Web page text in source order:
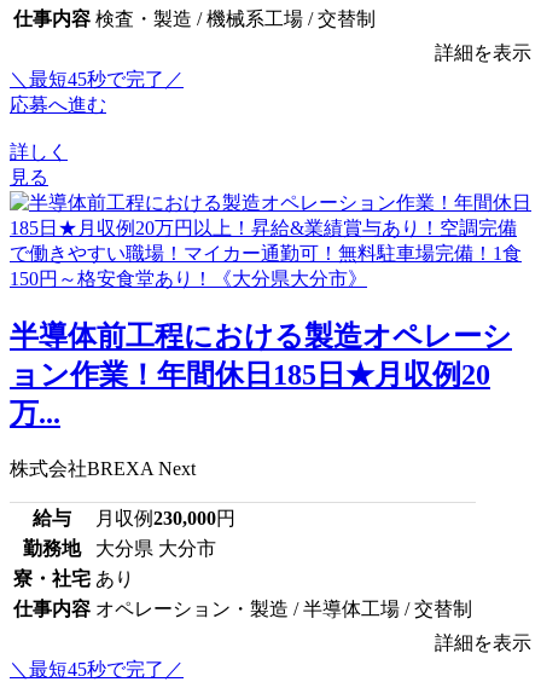
仕事内容 検査・製造 / 機械系工場 / 交替制
詳細を表示
＼最短45秒で完了／
応募へ進む
詳しく
見る
半導体前工程における製造オペレーシ
ョン作業！年間休日185日★月収例20
万...
株式会社BREXA Next
給与 月収例230,000円
勤務地
大分県 大分市
寮・社宅 あり
仕事内容 オペレーション・製造 / 半導体工場 / 交替制
詳細を表示
＼最短45秒で完了／